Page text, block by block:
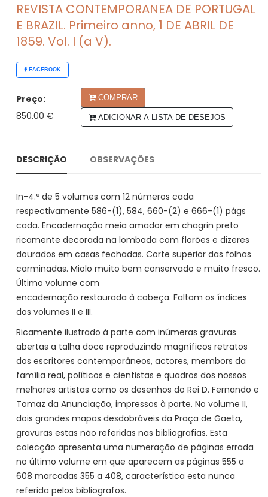
REVISTA CONTEMPORANEA DE PORTUGAL
E BRAZIL. Primeiro anno, 1 DE ABRIL DE
1859. Vol. I (a V).
FACEBOOK
Preço:
850.00 €
COMPRAR
ADICIONAR A LISTA DE DESEJOS
DESCRIÇÃO OBSERVAÇÕES
In-4.º de 5 volumes com 12 números cada
respectivamente 586-(1), 584, 660-(2) e 666-(1) págs
cada. Encadernação meia amador em chagrin preto
ricamente decorada na lombada com florões e dizeres
dourados em casas fechadas. Corte superior das folhas
carminadas. Miolo muito bem conservado e muito fresco.
Último volume com
encadernação restaurada à cabeça. Faltam os índices
dos volumes II e III.
Ricamente ilustrado à parte com inúmeras gravuras
abertas a talha doce reproduzindo magníficos retratos
dos escritores contemporâneos, actores, membors da
família real, políticos e cientistas e quadros dos nossos
melhores artistas como os desenhos do Rei D. Fernando e
Tomaz da Anunciação, impressos à parte. No volume II,
dois grandes mapas desdobráveis da Praça de Gaeta,
gravuras estas não referidas nas bibliografias. Esta
colecção apresenta uma numeração de páginas errada
no último volume em que aparecem as páginas 555 a
608 marcadas 355 a 408, característica esta nunca
referida pelos bibliografos.